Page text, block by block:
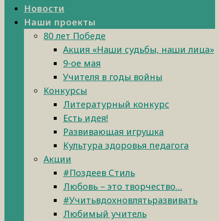
Новости
Наши проекты
80 лет Победе
Акция «Наши судьбы, наши лица»
9-ое мая
Учителя в годы войны
Конкурсы
Литературный конкурс
Есть идея!
Развивающая игрушка
Культура здоровья педагога
Акции
#Поздеев Стиль
Любовь – это творчество…
#Учитьвдохновлятьразвивать
Любимый учитель